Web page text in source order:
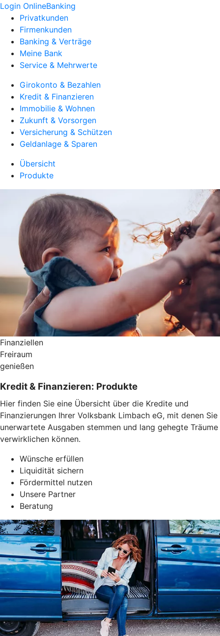
Login OnlineBanking
Privatkunden
Firmenkunden
Banking & Verträge
Meine Bank
Service & Mehrwerte
Girokonto & Bezahlen
Kredit & Finanzieren
Immobilie & Wohnen
Zukunft & Vorsorgen
Versicherung & Schützen
Geldanlage & Sparen
Übersicht
Produkte
Finanziellen
Freiraum
genießen
Kredit & Finanzieren: Produkte
Hier finden Sie eine Übersicht über die Kredite und
Finanzierungen Ihrer Volksbank Limbach eG, mit denen Sie
unerwartete Ausgaben stemmen und lang gehegte Träume
verwirklichen können.
Wünsche erfüllen
Liquidität sichern
Fördermittel nutzen
Unsere Partner
Beratung